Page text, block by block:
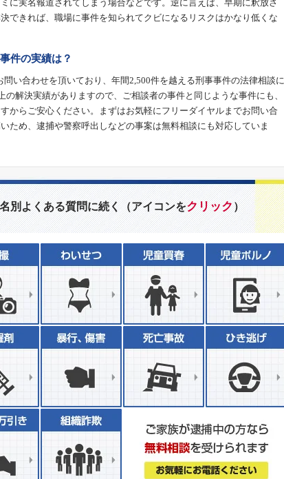
に実名報道されてしまう場合などです。逆に言えば、早期に釈放さ
できれば、職場に事件を知られてクビになるリスクはかなり低くな
件の実績は？
い合わせを頂いており、年間2,500件を越える刑事事件の法律相談に
の解決実績がありますので、ご相談者の事件と同じような事件にも、
からご安心ください。まずはお気軽にフリーダイヤルまでお問い合
ため、逮捕や警察呼出しなどの事案は無料相談にも対応していま
別よくある質問に続く（アイコンをクリック）